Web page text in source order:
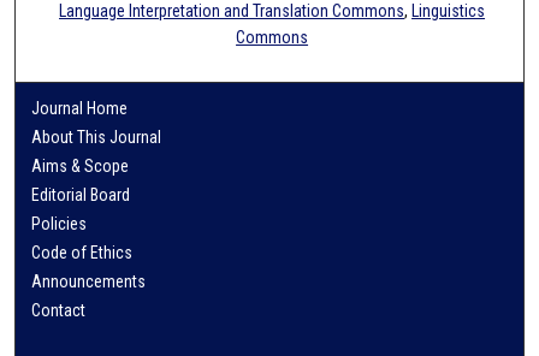
Language Interpretation and Translation Commons, Linguistics
Commons
Journal Home
About This Journal
Aims & Scope
Editorial Board
Policies
Code of Ethics
Announcements
Contact